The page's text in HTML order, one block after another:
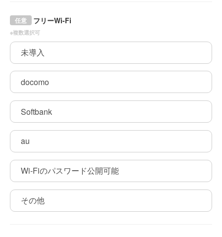
フリーWi-Fi
任意
※複数選択可
未導入
docomo
Softbank
au
Wi-Fiのパスワード公開可能
その他